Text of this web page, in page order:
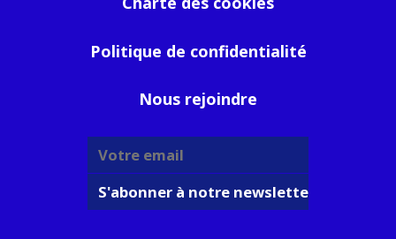
Politique de confidentialité
Nous rejoindre